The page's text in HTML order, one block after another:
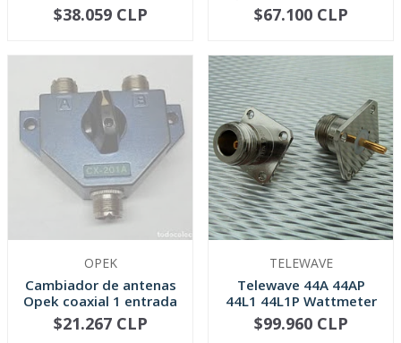
1.7-150MHZ...
NO DISPONIBLE
$38.059 CLP
3 S...
+
$67.100 CLP
OPEK
Cambiador de antenas
Opek coaxial 1 entrada
/2 ...
NO DISPONIBLE
$21.267 CLP
TELEWAVE
Telewave 44A 44AP
44L1 44L1P Wattmeter
QC Conne...
+
$99.960 CLP